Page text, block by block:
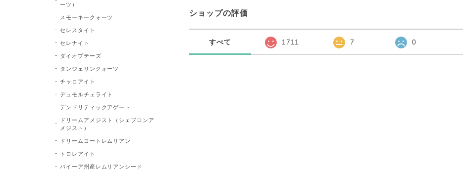
ショップの評価
すべて 1711 7 0
ーツ）
スモーキークォーツ
セレスタイト
セレナイト
ダイオプテーズ
タンジェリンクォーツ
チャロアイト
デュモルチェライト
デンドリティックアゲート
ドリームアメジスト（シェブロンア
メジスト）
ドリームコートレムリアン
トロレアイト
バイーア州産レムリアンシード